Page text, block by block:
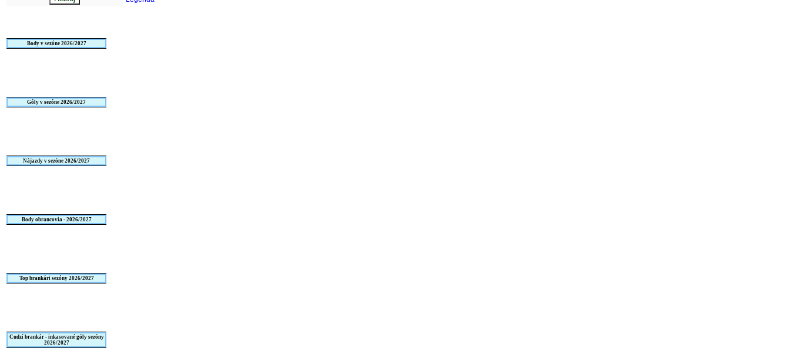
Body v sezóne 2026/2027
Góly v sezóne 2026/2027
Nájazdy v sezóne 2026/2027
Body obrancovia - 2026/2027
Top brankári sezóny 2026/2027
Cudzí brankár - inkasované góly sezóny
2026/2027